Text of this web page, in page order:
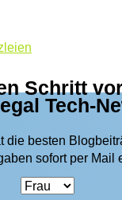
Schritt
Tech-
die besten
sofort per Mail